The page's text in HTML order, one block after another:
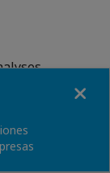
le pilotage
à